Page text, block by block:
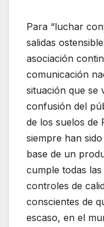
Para “luchar
salidas ostensible
asociación
comunicación
situación que se
confusión del
de los suelos de
siempre han
base de un
cumple todas
controles de
conscientes de
escaso, en el